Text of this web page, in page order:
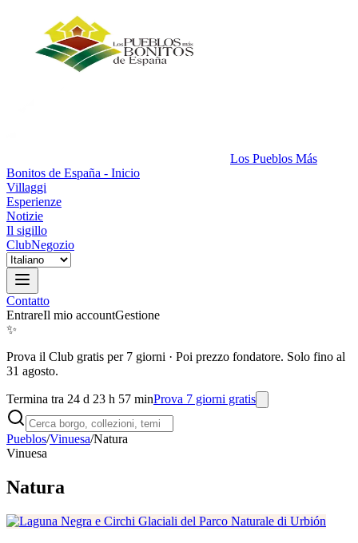
Los Pueblos Más
Bonitos de España - Inicio
Villaggi
Esperienze
Notizie
Il sigillo
ClubNegozio
Contatto
EntrareIl mio accountGestione
✨
Prova il Club gratis per 7 giorni · Poi prezzo fondatore. Solo fino al
31 agosto.
Termina tra 24 d 23 h 57 minProva 7 giorni gratis
Pueblos/Vinuesa/Natura
Vinuesa
Natura